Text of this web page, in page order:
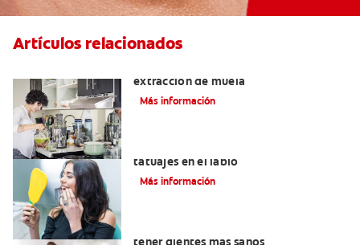
Artículos relacionados
extracción de muela
Más información
tatuajes en el labio
Más información
tener dientes más sanos